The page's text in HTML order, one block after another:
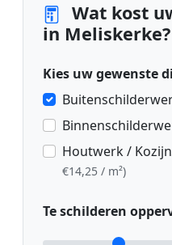
Wat kost
in Meliskerke?
Kies uw gewenste
Houtwerk /
€14,25 / m²)
Te schilderen